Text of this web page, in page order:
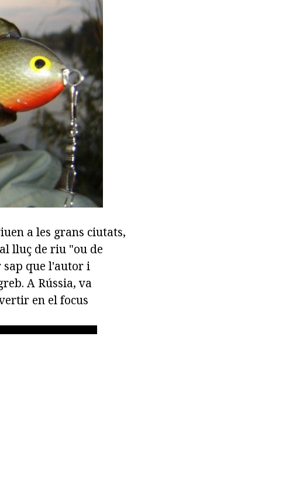
a les grans ciutats,
lluç de riu "ou de
sap que l'autor i
A Rússia, va
en el focus